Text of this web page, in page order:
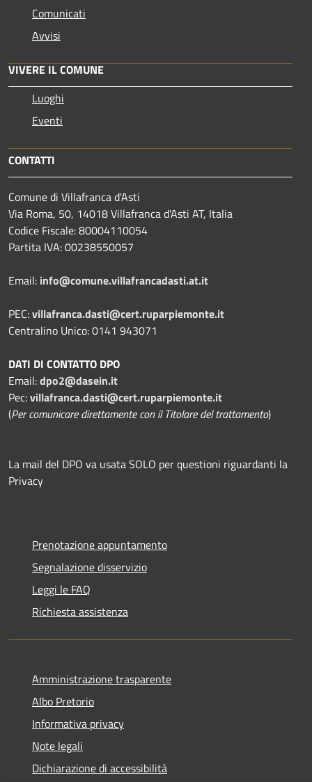
Comunicati
Avvisi
VIVERE IL COMUNE
Luoghi
Eventi
CONTATTI
Comune di Villafranca d'Asti
Via Roma, 50, 14018 Villafranca d'Asti AT, Italia
Codice Fiscale: 80004110054
Partita IVA: 00238550057
Email: info@comune.villafrancadasti.at.it
PEC:villafranca.dasti@cert.ruparpiemonte.it
Centralino Unico: 0141 943071
DATI DI CONTATTO DPO
Email:dpo2@dasein.it
Pec:villafranca.dasti@cert.ruparpiemonte.it
(Per comunicare direttamente con il Titolare del trattamento)
La mail del DPO va usata SOLO per questioni riguardanti la
Privacy
Prenotazione appuntamento
Segnalazione disservizio
Leggi le FAQ
Richiesta assistenza
Amministrazione trasparente
Albo Pretorio
Informativa privacy
Note legali
Dichiarazione di accessibilità